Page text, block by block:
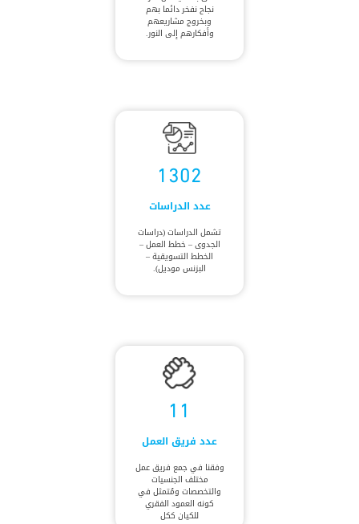
نجاح نفخر دائما بهم
وبخروج مشاريعهم
وأفكارهم إلى النور.
1302
عدد الدراسات
تشمل الدراسات (دراسات
الجدوى – خطط العمل –
الخطط التسويقية –
البزنس موديل).
11
عدد فريق العمل
وفقنا في جمع فريق عمل
مختلف الجنسيات
والتخصصات ومُتمثل في
كونه العمود الفقري
للكيان ككل